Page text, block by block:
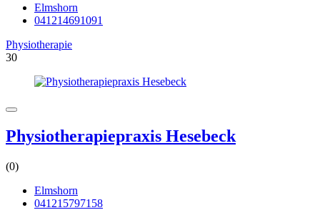
Elmshorn
041214691091
Physiotherapie
30
Physiotherapiepraxis Hesebeck
(0)
Elmshorn
041215797158